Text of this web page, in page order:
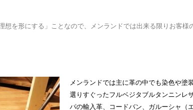
を形にする」ことなので、メンランドでは出来る限りお客
メンランドでは主に革の中でも染色や塗
選りすぐったフルベジタブルタンニンレ
パの輸入革、コードバン、ガルーシャ（